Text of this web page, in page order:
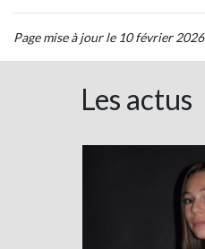
Page mise à jour le 10 février 2026
Les actus